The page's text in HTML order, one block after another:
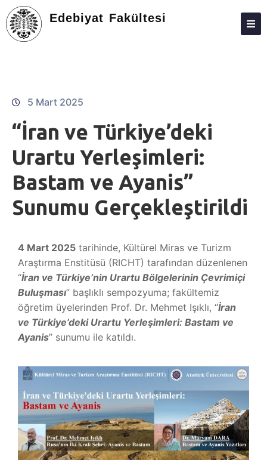
Edebiyat Fakültesi
KIŞILER
BÖLÜMLER
MEZUNLAR
BILIMSEL DERGILER
ANKETLER
FEDEK
İLETIŞIM
5 Mart 2025
“İran ve Türkiye’deki
Urartu Yerleşimleri:
Bastam ve Ayanis”
Sunumu Gerçekleştirildi
4 Mart 2025 tarihinde, Kültürel Miras ve Turizm
Araştırma Enstitüsü (RICHT) tarafından düzenlenen
“İran ve Türkiye’nin Urartu Bölgelerinin Çevrimiçi
Buluşması” başlıklı sempozyuma; fakültemiz
öğretim üyelerinden Prof. Dr. Mehmet Işıklı, “İran
ve Türkiye’deki Urartu Yerleşimleri: Bastam ve
Ayanis” sunumu ile katıldı.